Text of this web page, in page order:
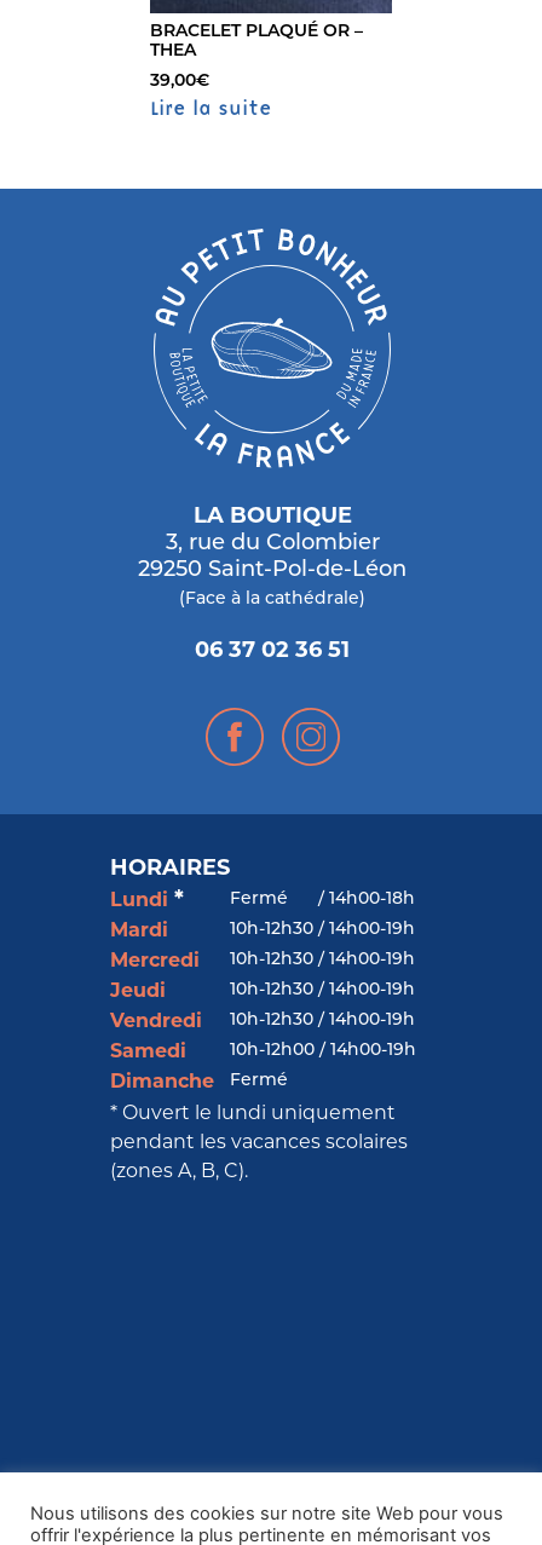
sur
la
page
du
BRACELET PLAQUÉ OR –
THEA
39,00€
Lire la suite
LA BOUTIQUE
3, rue du Colombier
29250 Saint-Pol-de-Léon
(Face à la cathédrale)
06 37 02 36 51
HORAIRES
Lundi *
Mardi
Mercredi
Jeudi
Vendredi
Samedi
Dimanche
Fermé / 14h00-18h
10h-12h30 / 14h00-19h
10h-12h30 / 14h00-19h
10h-12h30 / 14h00-19h
10h-12h30 / 14h00-19h
10h-12h00 / 14h00-19h
Fermé
* Ouvert le lundi uniquement
pendant les vacances scolaires
(zones A, B, C).
Nous utilisons des cookies sur notre site Web pour vous
offrir l'expérience la plus pertinente en mémorisant vos